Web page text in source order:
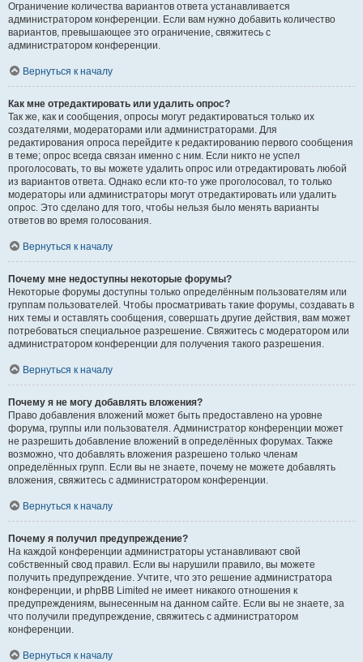
Ограничение количества вариантов ответа устанавливается
администратором конференции. Если вам нужно добавить количество
вариантов, превышающее это ограничение, свяжитесь с
администратором конференции.
Вернуться к началу
Как мне отредактировать или удалить опрос?
Так же, как и сообщения, опросы могут редактироваться только их
создателями, модераторами или администраторами. Для
редактирования опроса перейдите к редактированию первого сообщения
в теме; опрос всегда связан именно с ним. Если никто не успел
проголосовать, то вы можете удалить опрос или отредактировать любой
из вариантов ответа. Однако если кто-то уже проголосовал, то только
модераторы или администраторы могут отредактировать или удалить
опрос. Это сделано для того, чтобы нельзя было менять варианты
ответов во время голосования.
Вернуться к началу
Почему мне недоступны некоторые форумы?
Некоторые форумы доступны только определённым пользователям или
группам пользователей. Чтобы просматривать такие форумы, создавать в
них темы и оставлять сообщения, совершать другие действия, вам может
потребоваться специальное разрешение. Свяжитесь с модератором или
администратором конференции для получения такого разрешения.
Вернуться к началу
Почему я не могу добавлять вложения?
Право добавления вложений может быть предоставлено на уровне
форума, группы или пользователя. Администратор конференции может
не разрешить добавление вложений в определённых форумах. Также
возможно, что добавлять вложения разрешено только членам
определённых групп. Если вы не знаете, почему не можете добавлять
вложения, свяжитесь с администратором конференции.
Вернуться к началу
Почему я получил предупреждение?
На каждой конференции администраторы устанавливают свой
собственный свод правил. Если вы нарушили правило, вы можете
получить предупреждение. Учтите, что это решение администратора
конференции, и phpBB Limited не имеет никакого отношения к
предупреждениям, вынесенным на данном сайте. Если вы не знаете, за
что получили предупреждение, свяжитесь с администратором
конференции.
Вернуться к началу